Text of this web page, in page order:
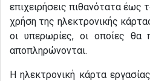
επιχειρήσεις πιθανότατα έως
χρήση της ηλεκτρονικής
οι υπερωρίες, οι οποίες θα
αποπληρώνονται.
Η ηλεκτρονική κάρτα